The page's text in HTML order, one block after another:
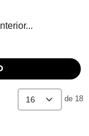
de 18